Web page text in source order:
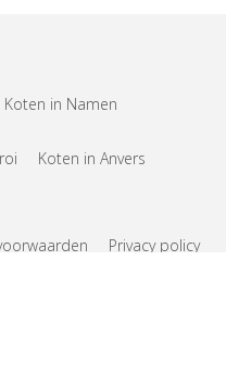
Koten in Namen
Koten in Anvers
Privacy policy